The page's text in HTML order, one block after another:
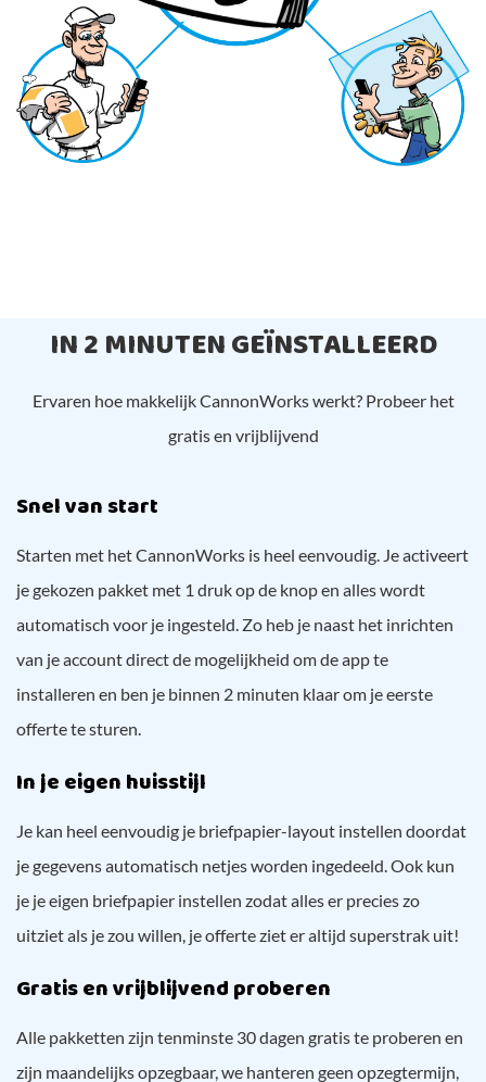
IN 2 MINUTEN GEÏNSTALLEERD
Ervaren hoe makkelijk CannonWorks werkt? Probeer het
gratis en vrijblijvend
Snel van start
Starten met het CannonWorks is heel eenvoudig. Je activeert
je gekozen pakket met 1 druk op de knop en alles wordt
automatisch voor je ingesteld. Zo heb je naast het inrichten
van je account direct de mogelijkheid om de app te
installeren en ben je binnen 2 minuten klaar om je eerste
offerte te sturen.
In je eigen huisstijl
Je kan heel eenvoudig je briefpapier-layout instellen doordat
je gegevens automatisch netjes worden ingedeeld. Ook kun
je je eigen briefpapier instellen zodat alles er precies zo
uitziet als je zou willen, je offerte ziet er altijd superstrak uit!
Gratis en vrijblijvend proberen
Alle pakketten zijn tenminste 30 dagen gratis te proberen en
zijn maandelijks opzegbaar, we hanteren geen opzegtermijn,